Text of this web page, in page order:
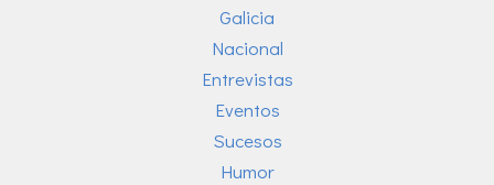
Galicia
Nacional
Entrevistas
Eventos
Sucesos
Humor